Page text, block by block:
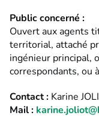
Public concerné :
Ouvert aux agents
territorial, attaché
ingénieur principal,
correspondants, ou
Contact : Karine
Mail :